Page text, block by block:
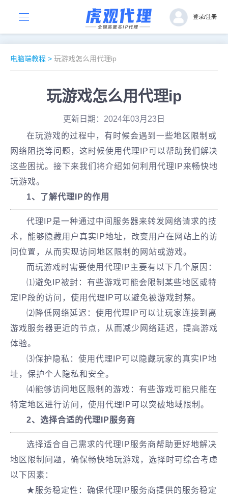
登录/注册
电脑端教程 > 玩游戏怎么用代理ip
玩游戏怎么用代理ip
更新日期：2024年03月23日
在玩游戏的过程中，有时候会遇到一些地区限制或
网络阻挠等问题，这时候使用代理IP可以帮助我们解决
这些困扰。接下来我们将介绍如何利用代理IP来畅快地
玩游戏。
1、了解代理IP的作用
代理IP是一种通过中间服务器来转发网络请求的技
术，能够隐藏用户真实IP地址，改变用户在网站上的访
问位置，从而实现访问地区限制的网站或游戏。
而玩游戏时需要使用代理IP主要有以下几个原因：
⑴避免IP被封：有些游戏可能会限制某些地区或特
定IP段的访问，使用代理IP可以避免被游戏封禁。
⑵降低网络延迟：使用代理IP可以让玩家连接到离
游戏服务器更近的节点，从而减少网络延迟，提高游戏
体验。
⑶保护隐私：使用代理IP可以隐藏玩家的真实IP地
址，保护个人隐私和安全。
⑷能够访问地区限制的游戏：有些游戏可能只能在
特定地区进行访问，使用代理IP可以突破地域限制。
2、选择合适的代理IP服务商
选择适合自己需求的代理IP服务商帮助更好地解决
地区限制问题，确保畅快地玩游戏，选择时可综合考虑
以下因素：
★服务稳定性：确保代理IP服务商提供的服务稳定